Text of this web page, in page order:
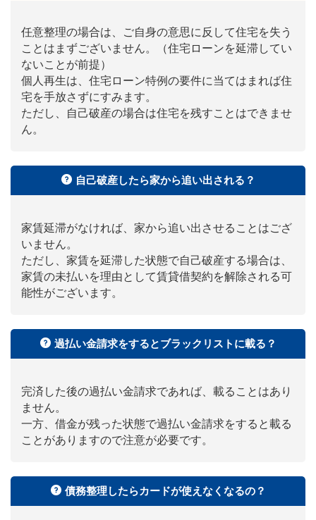
任意整理の場合は、ご自身の意思に反して住宅を失う
ことはまずございません。（住宅ローンを延滞してい
ないことが前提）
個人再生は、住宅ローン特例の要件に当てはまれば住
宅を手放さずにすみます。
ただし、自己破産の場合は住宅を残すことはできませ
ん。
自己破産したら家から追い出される？
家賃延滞がなければ、家から追い出させることはござ
いません。
ただし、家賃を延滞した状態で自己破産する場合は、
家賃の未払いを理由として賃貸借契約を解除される可
能性がございます。
過払い金請求をするとブラックリストに載る？
完済した後の過払い金請求であれば、載ることはあり
ません。
一方、借金が残った状態で過払い金請求をすると載る
ことがありますので注意が必要です。
債務整理したらカードが使えなくなるの？